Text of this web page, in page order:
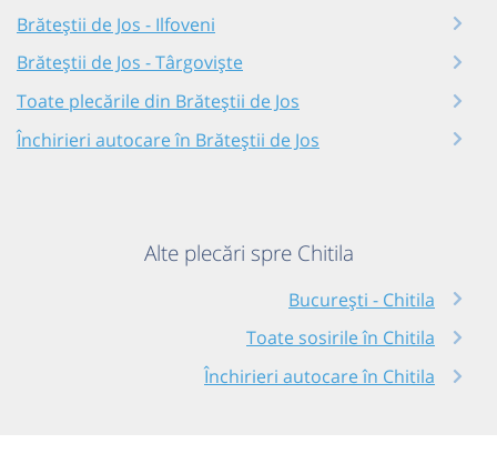
Brăteștii de Jos - Ilfoveni
Brăteștii de Jos - Târgoviște
Toate plecările din Brăteștii de Jos
Închirieri autocare în Brăteștii de Jos
Alte plecări spre Chitila
București - Chitila
Toate sosirile în Chitila
Închirieri autocare în Chitila